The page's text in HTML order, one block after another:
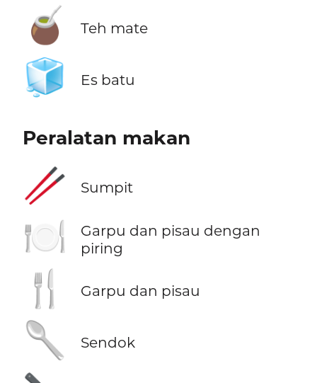
🧉 Teh mate
🧊 Es batu
Peralatan makan
🥢 Sumpit
🍽️
Garpu dan pisau dengan
piring
🍴 Garpu dan pisau
🥄 Sendok